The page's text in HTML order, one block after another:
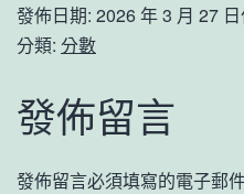
發佈日期: 2026 年 3 月 27 日
分類: 分數
發佈留言
發佈留言必須填寫的電子郵